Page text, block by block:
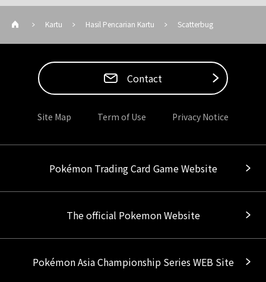
Kartu Hasil Pencarian Kartu Scatterbug
Contact
Site Map Term of Use Privacy Notice
Pokémon Trading Card Game Website
The official Pokemon Website
Pokémon Asia Championship Series WEB Site